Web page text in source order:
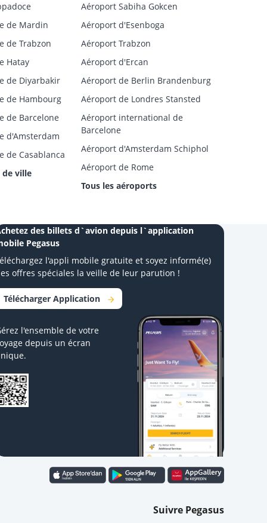
de Mardin
de Trabzon
Hatay
de Diyarbakir
de Hambourg
de Barcelone
d'Amsterdam
de Casablanca
de ville
Aéroport Sabiha Gokcen
Aéroport d'Esenboga
Aéroport Trabzon
Aéroport d'Ercan
Aéroport de Berlin Brandenburg
Aéroport de Londres Stansted
Aéroport international de
Barcelone
Aéroport d'Amsterdam Schiphol
Aéroport de Rome
Tous les aéroports
des billets d`avion depuis l`application
Pegasus
l'appli mobile gratuite et soyez informé(e)
offres spéciales la veille de leur parution !
Télécharger Application
l'ensemble de votre
depuis un écran
Suivre Pegasus